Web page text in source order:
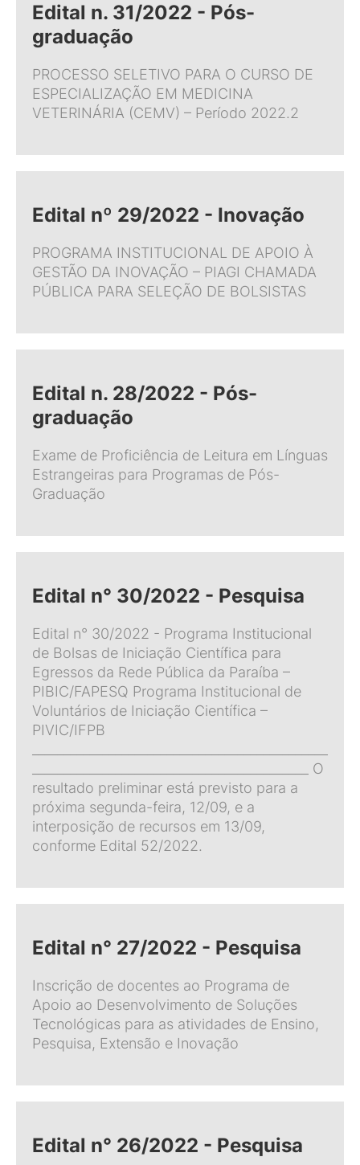
Edital n. 31/2022 - Pós-
graduação
PROCESSO SELETIVO PARA O CURSO DE
ESPECIALIZAÇÃO EM MEDICINA
VETERINÁRIA (CEMV) – Período 2022.2
Edital nº 29/2022 - Inovação
PROGRAMA INSTITUCIONAL DE APOIO À
GESTÃO DA INOVAÇÃO – PIAGI CHAMADA
PÚBLICA PARA SELEÇÃO DE BOLSISTAS
Edital n. 28/2022 - Pós-
graduação
Exame de Proficiência de Leitura em Línguas
Estrangeiras para Programas de Pós-
Graduação
Edital n° 30/2022 - Pesquisa
Edital n° 30/2022 - Programa Institucional
de Bolsas de Iniciação Científica para
Egressos da Rede Pública da Paraíba –
PIBIC/FAPESQ Programa Institucional de
Voluntários de Iniciação Científica –
PIVIC/IFPB
___________________________________________ O
resultado preliminar está previsto para a
próxima segunda-feira, 12/09, e a
interposição de recursos em 13/09,
conforme Edital 52/2022.
Edital n° 27/2022 - Pesquisa
Inscrição de docentes ao Programa de
Apoio ao Desenvolvimento de Soluções
Tecnológicas para as atividades de Ensino,
Pesquisa, Extensão e Inovação
Edital n° 26/2022 - Pesquisa